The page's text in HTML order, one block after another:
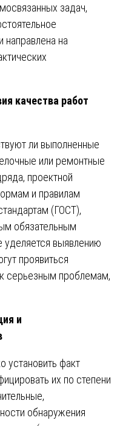
задач,
направлена на
качества работ
ли выполненные
или ремонтные
проектной
и правилам
(ГОСТ),
обязательным
выявлению
проявиться
серьезным проблемам,
и
установить факт
их по степени
обнаружения